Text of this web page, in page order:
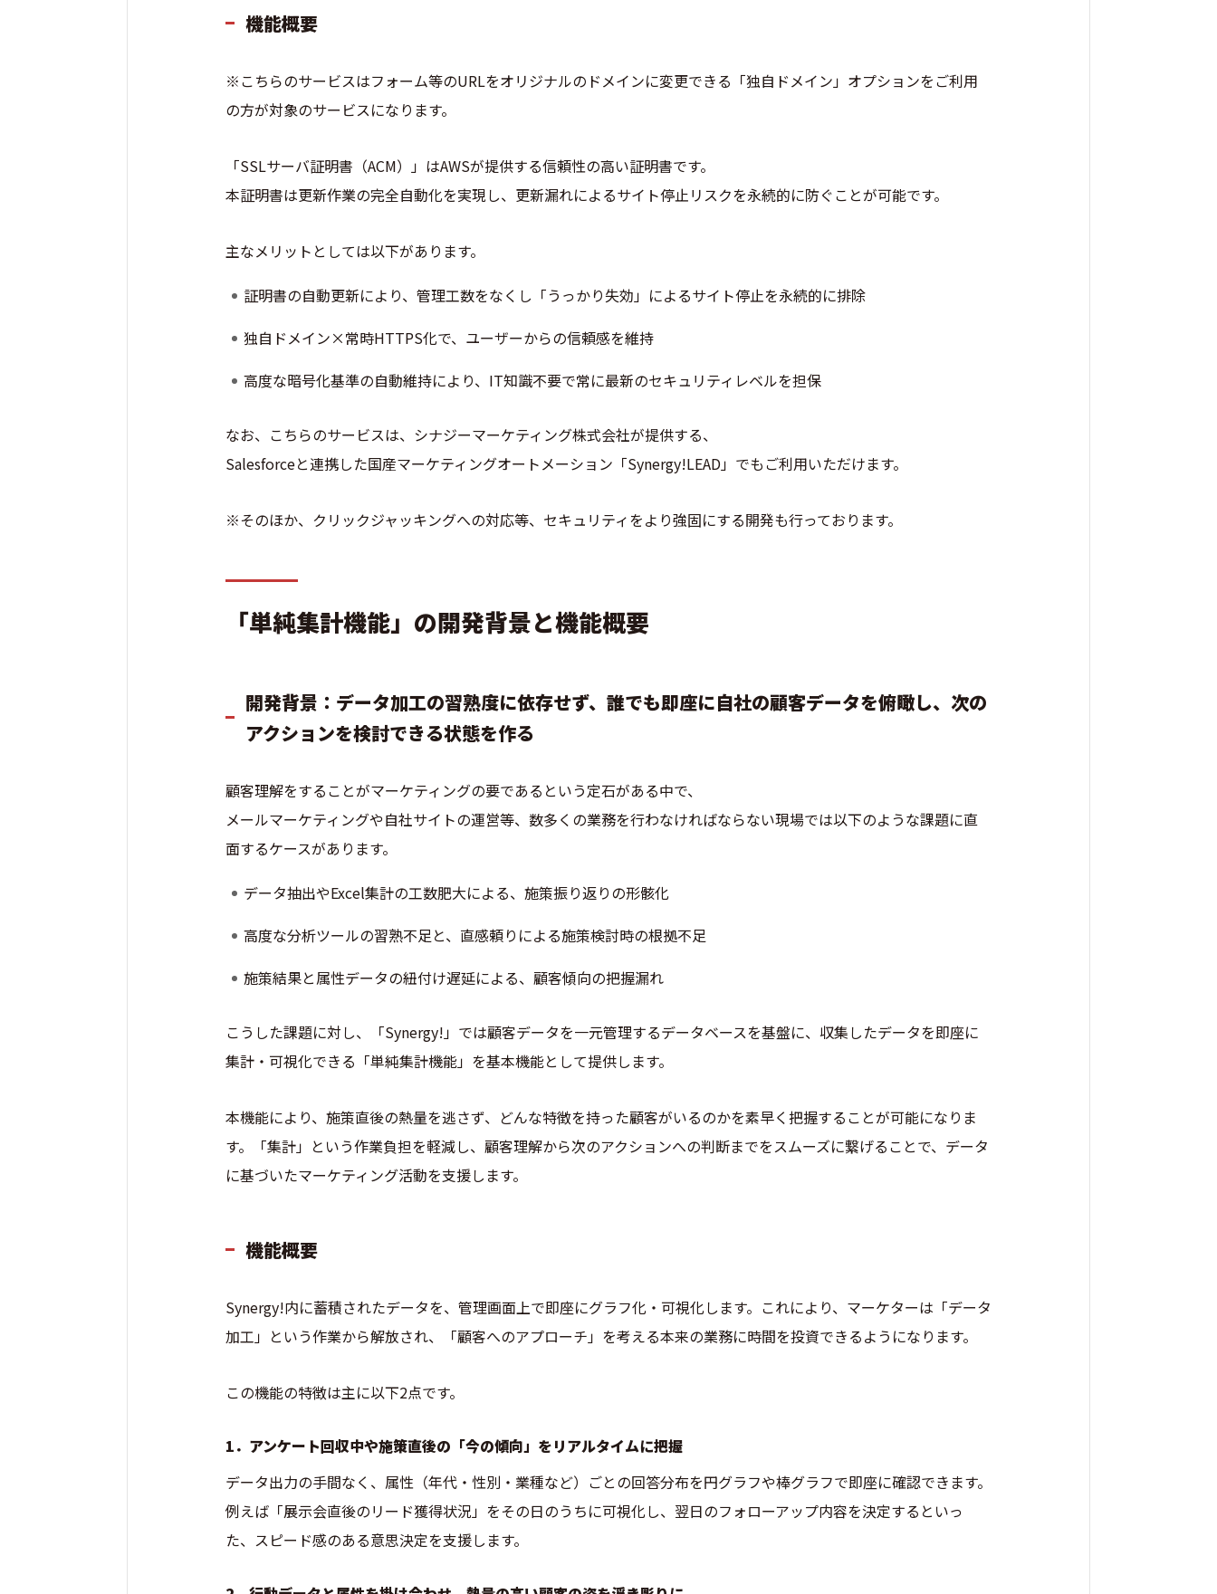
機能概要
※こちらのサービスはフォーム等のURLをオリジナルのドメインに変更できる「独自ドメイン」オプションをご利用
の方が対象のサービスになります。
「SSLサーバ証明書（ACM）」はAWSが提供する信頼性の高い証明書です。
本証明書は更新作業の完全自動化を実現し、更新漏れによるサイト停止リスクを永続的に防ぐことが可能です。
主なメリットとしては以下があります。
証明書の自動更新により、管理工数をなくし「うっかり失効」によるサイト停止を永続的に排除
独自ドメイン×常時HTTPS化で、ユーザーからの信頼感を維持
高度な暗号化基準の自動維持により、IT知識不要で常に最新のセキュリティレベルを担保
なお、こちらのサービスは、シナジーマーケティング株式会社が提供する、
Salesforceと連携した国産マーケティングオートメーション「Synergy!LEAD」でもご利用いただけます。
※そのほか、クリックジャッキングへの対応等、セキュリティをより強固にする開発も行っております。
「単純集計機能」の開発背景と機能概要
開発背景：データ加工の習熟度に依存せず、誰でも即座に自社の顧客データを俯瞰し、次の
アクションを検討できる状態を作る
顧客理解をすることがマーケティングの要であるという定石がある中で、
メールマーケティングや自社サイトの運営等、数多くの業務を行わなければならない現場では以下のような課題に直
面するケースがあります。
データ抽出やExcel集計の工数肥大による、施策振り返りの形骸化
高度な分析ツールの習熟不足と、直感頼りによる施策検討時の根拠不足
施策結果と属性データの紐付け遅延による、顧客傾向の把握漏れ
こうした課題に対し、「Synergy!」では顧客データを一元管理するデータベースを基盤に、収集したデータを即座に
集計・可視化できる「単純集計機能」を基本機能として提供します。
本機能により、施策直後の熱量を逃さず、どんな特徴を持った顧客がいるのかを素早く把握することが可能になりま
す。「集計」という作業負担を軽減し、顧客理解から次のアクションへの判断までをスムーズに繋げることで、データ
に基づいたマーケティング活動を支援します。
機能概要
Synergy!内に蓄積されたデータを、管理画面上で即座にグラフ化・可視化します。これにより、マーケターは「データ
加工」という作業から解放され、「顧客へのアプローチ」を考える本来の業務に時間を投資できるようになります。
この機能の特徴は主に以下2点です。
1．アンケート回収中や施策直後の「今の傾向」をリアルタイムに把握
データ出力の手間なく、属性（年代・性別・業種など）ごとの回答分布を円グラフや棒グラフで即座に確認できます。
例えば「展示会直後のリード獲得状況」をその日のうちに可視化し、翌日のフォローアップ内容を決定するといっ
た、スピード感のある意思決定を支援します。